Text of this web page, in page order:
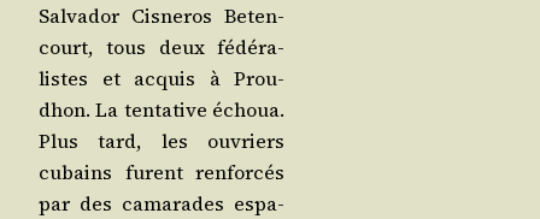
Sal­va­dor Cis­ne­ros Beten­
court, tous deux fédé­ra­
listes et acquis à Prou­
dhon. La ten­ta­tive échoua.
Plus tard, les ouvriers
cubains furent ren­for­cés
par des cama­rades espa­